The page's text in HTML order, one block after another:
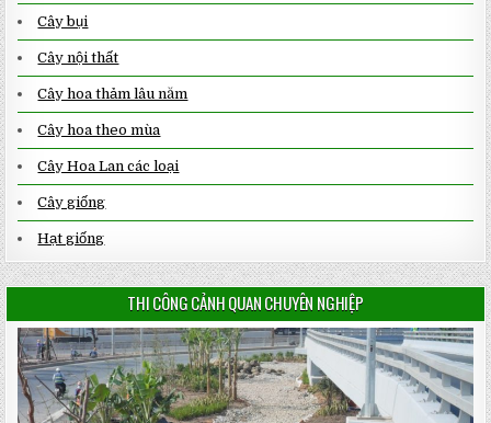
Cây bụi
Cây nội thất
Cây hoa thảm lâu năm
Cây hoa theo mùa
Cây Hoa Lan các loại
Cây giống
Hạt giống
THI CÔNG CẢNH QUAN CHUYÊN NGHIỆP